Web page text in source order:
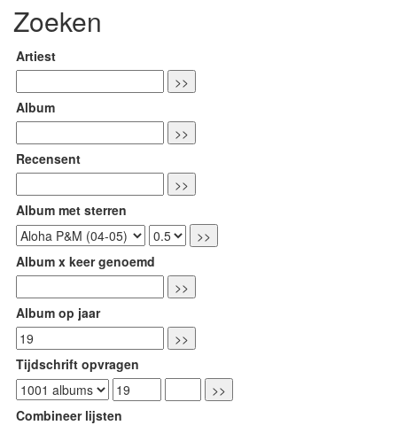
Zoeken
Artiest
Album
Recensent
Album met sterren
Album x keer genoemd
Album op jaar
Tijdschrift opvragen
Combineer lijsten